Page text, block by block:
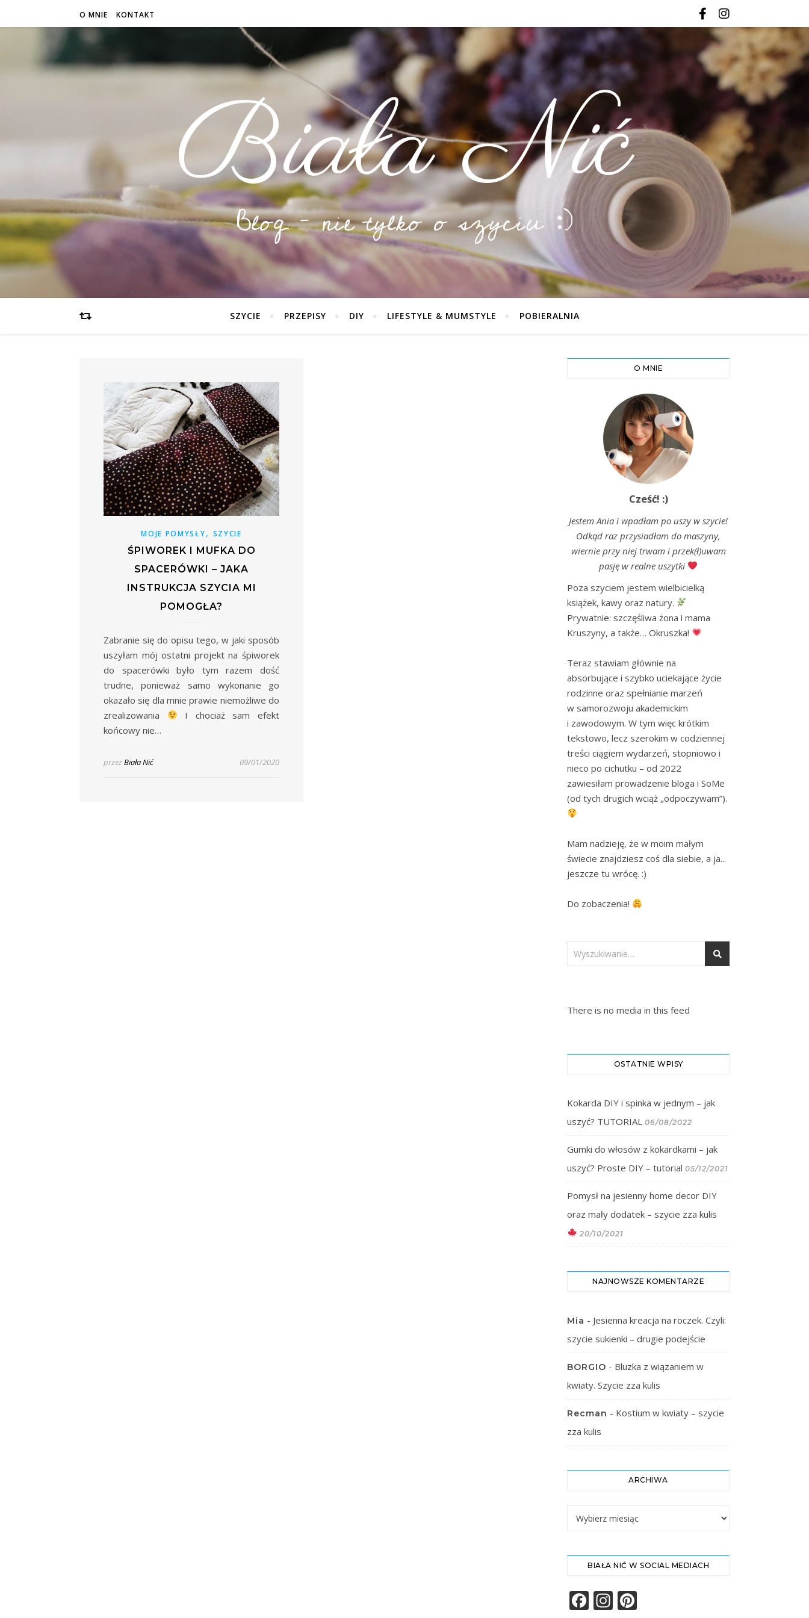
O MNIE KONTAKT
Biała Nić
Blog – nie tylko o szyciu :)
SZYCIE PRZEPISY DIY LIFESTYLE & MUMSTYLE POBIERALNIA
MOJE POMYSŁY, SZYCIE
ŚPIWOREK I MUFKA DO
SPACERÓWKI – JAKA
INSTRUKCJA SZYCIA MI
POMOGŁA?
Zabranie się do opisu tego, w jaki sposób
uszyłam mój ostatni projekt na śpiworek
do spacerówki było tym razem dość
trudne, ponieważ samo wykonanie go
okazało się dla mnie prawie niemożliwe do
zrealizowania
I chociaż sam efekt
końcowy nie…
przezBiała Nić 09/01/2020
O MNIE
Cześć! :)
Jestem Ania i wpadłam po uszy w szycie!
Odkąd raz przysiadłam do maszyny,
wiernie przy niej trwam i przek(ł)uwam
pasję w realne uszytki
Poza szyciem jestem wielbicielką
książek, kawy oraz natury.
Prywatnie: szczęśliwa żona i mama
Kruszyny, a także… Okruszka!
Teraz stawiam głównie na
absorbujące i szybko uciekające życie
rodzinne oraz spełnianie marzeń
w samorozwoju akademickim
i zawodowym. W tym więc krótkim
tekstowo, lecz szerokim w codziennej
treści ciągiem wydarzeń, stopniowo i
nieco po cichutku – od 2022
zawiesiłam prowadzenie bloga i SoMe
(od tych drugich wciąż „odpoczywam”).
Mam nadzieję, że w moim małym
świecie znajdziesz coś dla siebie, a ja...
jeszcze tu wrócę. :)
Do zobaczenia!
There is no media in this feed
OSTATNIE WPISY
Kokarda DIY i spinka w jednym – jak
uszyć? TUTORIAL 06/08/2022
Gumki do włosów z kokardkami – jak
uszyć? Proste DIY – tutorial 05/12/2021
Pomysł na jesienny home decor DIY
oraz mały dodatek – szycie zza kulis
20/10/2021
NAJNOWSZE KOMENTARZE
Mia - Jesienna kreacja na roczek. Czyli:
szycie sukienki – drugie podejście
BORGIO - Bluzka z wiązaniem w
kwiaty. Szycie zza kulis
Recman - Kostium w kwiaty – szycie
zza kulis
ARCHIWA
BIAŁA NIĆ W SOCIAL MEDIACH
Facebook
Instagram